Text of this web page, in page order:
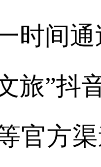
时间
旅”抖
官方